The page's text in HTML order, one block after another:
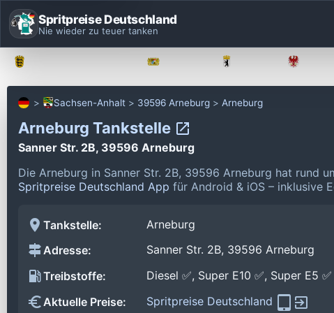
Spritpreise Deutschland
Nie wieder zu teuer tanken
Sachsen-Anhalt 39596 Arneburg Arneburg
Arneburg Tankstelle
Sanner Str. 2B, 39596 Arneburg
Die Arneburg in Sanner Str. 2B, 39596 Arneburg hat rund
Spritpreise Deutschland App für Android & iOS – inklusive
Tankstelle:
Arneburg
Adresse:
Sanner Str. 2B, 39596 Arneburg
Treibstoffe:
Diesel ✅, Super E10 ✅, Super E5 ✅
Aktuelle Preise:
Spritpreise Deutschland